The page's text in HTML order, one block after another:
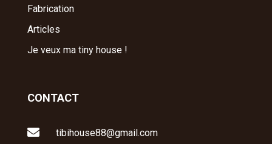
Fabrication
Articles
Je veux ma tiny house !
CONTACT
 tibihouse88@gmail.com